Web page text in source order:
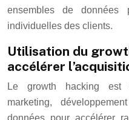
ensembles de données
individuelles des clients.
Utilisation du
accélérer
Le growth hacking est
marketing,
données pour accélérer